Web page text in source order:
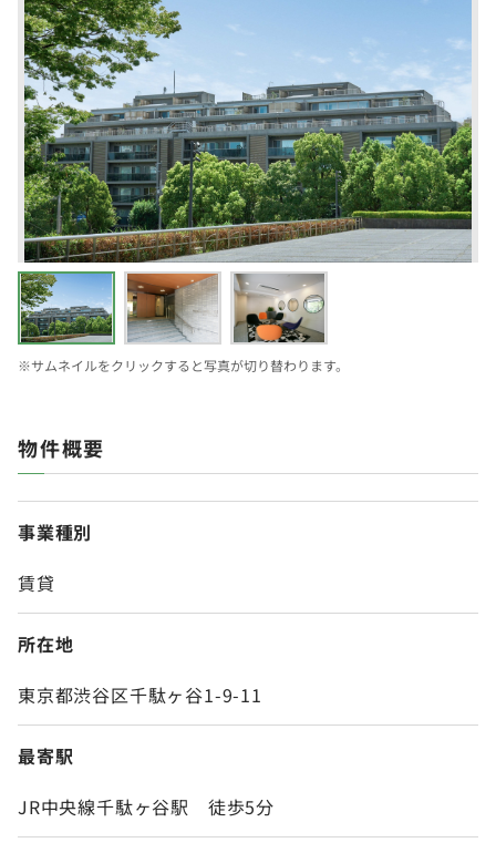
※サムネイルをクリックすると写真が切り替わります。
物件概要
事業種別
賃貸
所在地
東京都渋谷区千駄ヶ谷1-9-11
最寄駅
JR中央線千駄ヶ谷駅 徒歩5分